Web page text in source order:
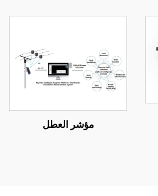
مؤشر العطل